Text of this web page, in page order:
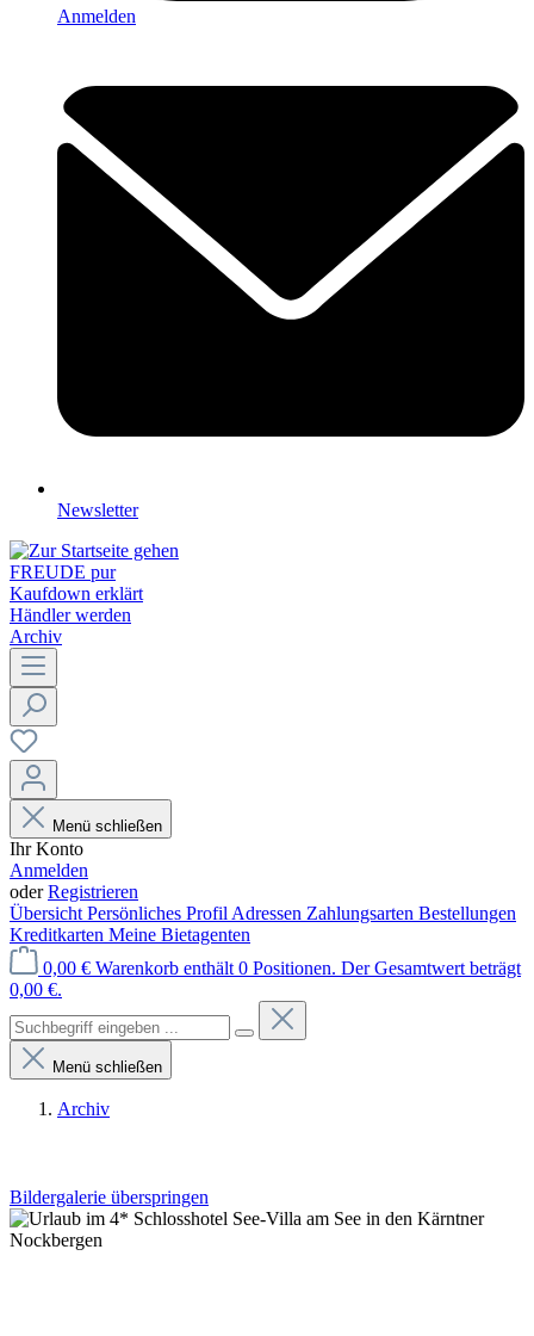
Anmelden
Newsletter
FREUDE pur
Kaufdown erklärt
Händler werden
Archiv
Menü schließen
Ihr Konto
Anmelden
oderRegistrieren
Übersicht Persönliches Profil Adressen Zahlungsarten Bestellungen
Kreditkarten Meine Bietagenten
0,00 € Warenkorb enthält 0 Positionen. Der Gesamtwert beträgt
0,00 €.
Menü schließen
Archiv
Bildergalerie überspringen